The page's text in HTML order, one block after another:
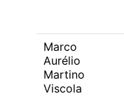
Marco
Aurélio
Martino
Viscola